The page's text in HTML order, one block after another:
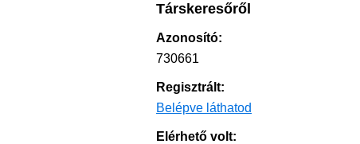
Társkeresőről
Azonosító:
730661
Regisztrált:
Belépve láthatod
Elérhető volt: